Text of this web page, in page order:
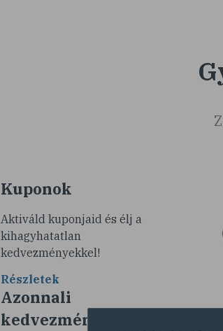
Kuponok
Aktiváld kuponjaid és élj a
kihagyhatatlan
kedvezményekkel!
Részletek
Azonnali
kedvezmények